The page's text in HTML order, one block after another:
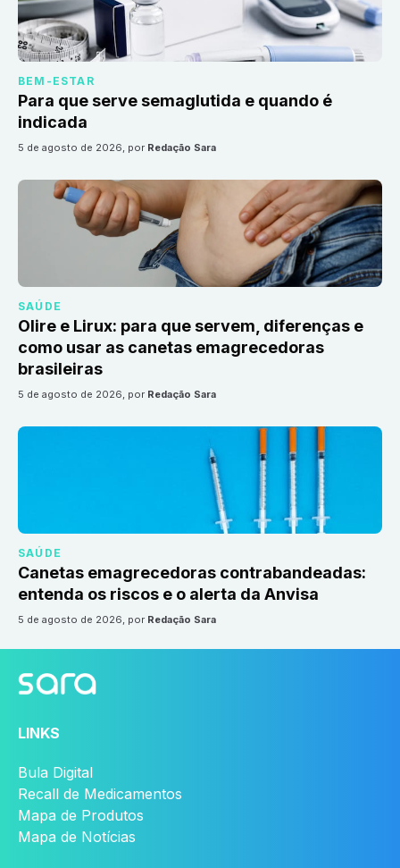
BEM-ESTAR
Para que serve semaglutida e quando é
indicada
5 de agosto de 2026, por Redação Sara
SAÚDE
Olire e Lirux: para que servem, diferenças e
como usar as canetas emagrecedoras
brasileiras
5 de agosto de 2026, por Redação Sara
SAÚDE
Canetas emagrecedoras contrabandeadas:
entenda os riscos e o alerta da Anvisa
5 de agosto de 2026, por Redação Sara
LINKS
Bula Digital
Recall de Medicamentos
Mapa de Produtos
Mapa de Notícias